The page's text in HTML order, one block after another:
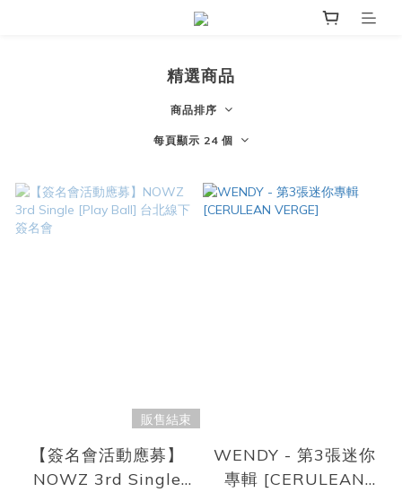
精選商品
商品排序
每頁顯示 24 個
販售結束
【簽名會活動應募】
NOWZ 3rd Single
WENDY - 第3張迷你
專輯 [CERULEAN